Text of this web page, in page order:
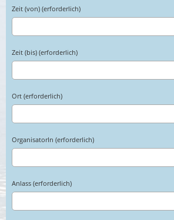
Zeit (von) (erforderlich)
Zeit (bis) (erforderlich)
Ort (erforderlich)
OrganisatorIn (erforderlich)
Anlass (erforderlich)